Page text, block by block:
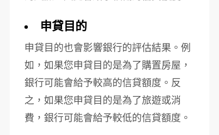
申貸目的
申貸目的也會影響銀行的評估結果。例
如，如果您申貸目的是為了購置房屋，
銀行可能會給予較高的信貸額度。反
之，如果您申貸目的是為了旅遊或消
費，銀行可能會給予較低的信貸額度。